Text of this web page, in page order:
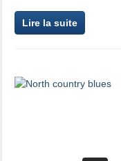
Lire la suite